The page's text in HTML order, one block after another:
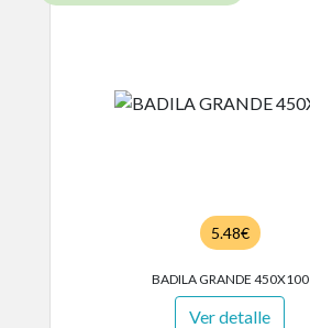
5.48€
BADILA GRANDE 450X100
Ver detalle